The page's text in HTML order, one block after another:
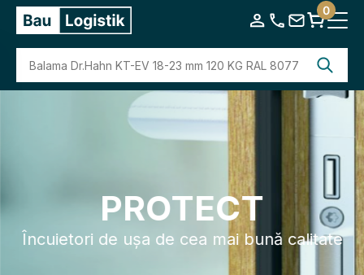
0
PROTECT
Încuietori de ușa de cea mai bună calitate